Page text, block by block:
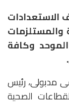
الاستعدادات
والمستلزمات
وكافة
مدبولى، رئيس
الصحية